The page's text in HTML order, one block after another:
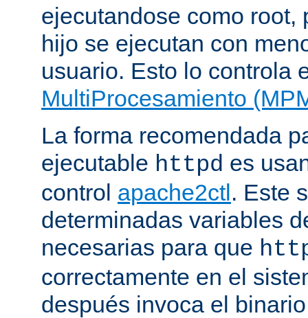
ejecutandose como root,
hijo se ejecutan con
usuario. Esto lo controla
MultiProcesamiento
La forma recomendada
ejecutable httpd es
control apache2ctl. Este
determinadas variables
necesarias para que
correctamente en el
después invoca el